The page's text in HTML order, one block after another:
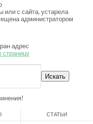
или с сайта, устарела
администратором
адрес
страницу
СТАТЬИ